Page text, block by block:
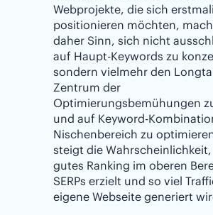
Webprojekte, die sich
positionieren möchten,
daher Sinn, sich nicht
auf Haupt-Keywords zu
sondern vielmehr den
Zentrum der
Optimierungsbemühungen
und auf Keyword-
Nischenbereich zu
steigt die Wahrscheinlichkeit,
gutes Ranking im oberen
SERPs erzielt und so viel
eigene Webseite generiert